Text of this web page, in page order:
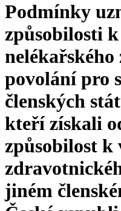
Podmínky
způsobilosti
povolání pro
členských
kteří získali
způsobilost k
jiném